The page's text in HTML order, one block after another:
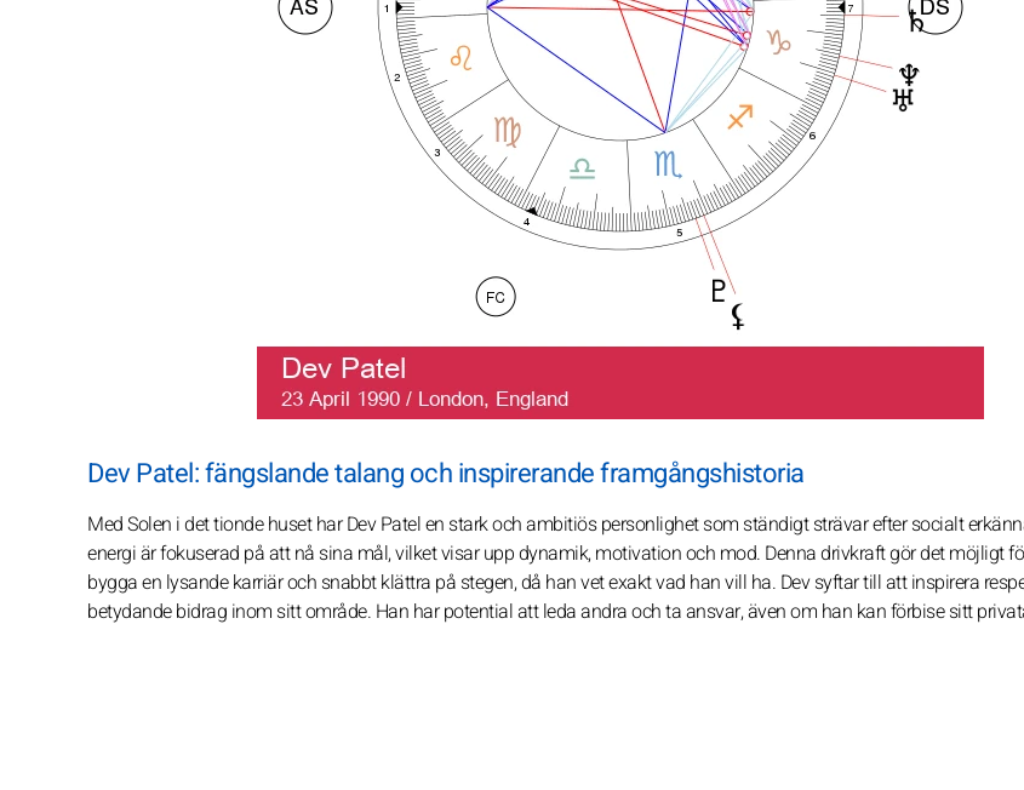
Dev Patel: fängslande talang och inspirerande framgångshistoria
Med Solen i det tionde huset har Dev Patel en stark och ambitiös personlighet som ständigt strävar efter socialt
energi är fokuserad på att nå sina mål, vilket visar upp dynamik, motivation och mod. Denna drivkraft gör det möjligt
bygga en lysande karriär och snabbt klättra på stegen, då han vet exakt vad han vill ha. Dev syftar till att inspirera
betydande bidrag inom sitt område. Han har potential att leda andra och ta ansvar, även om han kan förbise sitt